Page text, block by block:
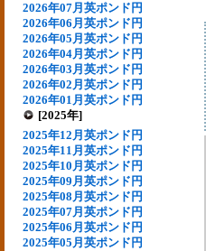
2026年07月英ポンド円
2026年06月英ポンド円
2026年05月英ポンド円
2026年04月英ポンド円
2026年03月英ポンド円
2026年02月英ポンド円
2026年01月英ポンド円
[2025年]
2025年12月英ポンド円
2025年11月英ポンド円
2025年10月英ポンド円
2025年09月英ポンド円
2025年08月英ポンド円
2025年07月英ポンド円
2025年06月英ポンド円
2025年05月英ポンド円